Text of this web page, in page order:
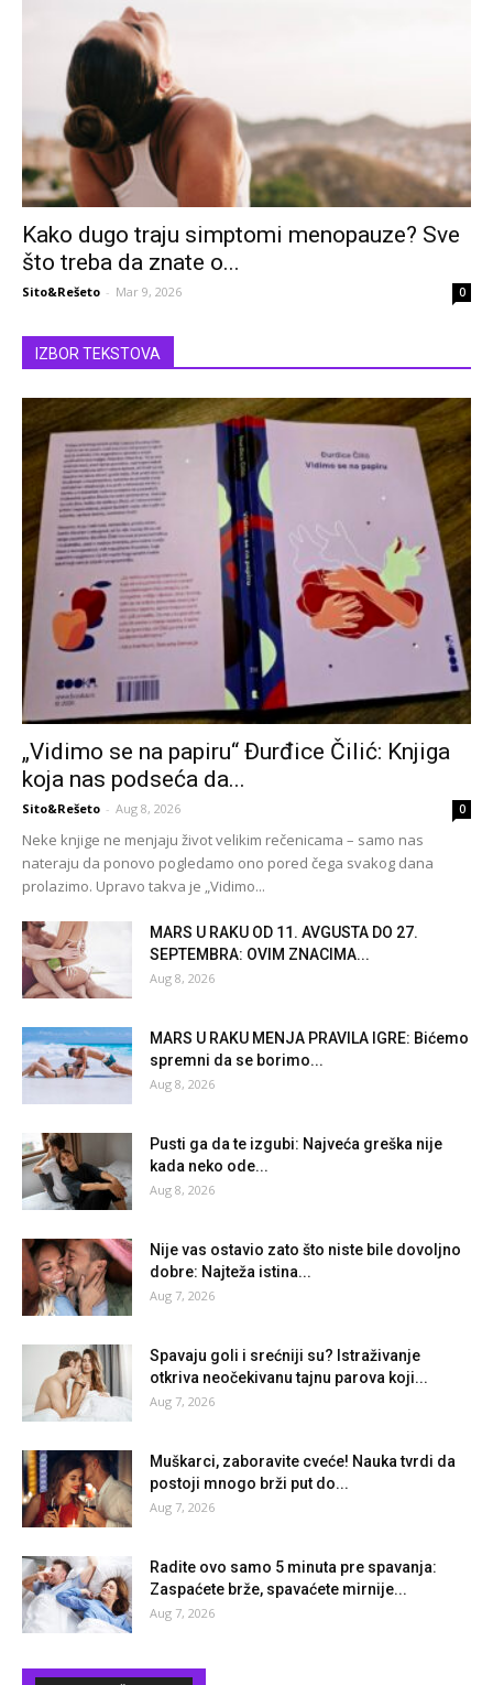
Kako dugo traju simptomi menopauze? Sve
što treba da znate o...
Sito&Rešeto - Mar 9, 2026 0
IZBOR TEKSTOVA
„Vidimo se na papiru“ Đurđice Čilić: Knjiga
koja nas podseća da...
Sito&Rešeto - Aug 8, 2026 0
Neke knjige ne menjaju život velikim rečenicama – samo nas
nateraju da ponovo pogledamo ono pored čega svakog dana
prolazimo. Upravo takva je „Vidimo...
MARS U RAKU OD 11. AVGUSTA DO 27.
SEPTEMBRA: OVIM ZNACIMA...
Aug 8, 2026
MARS U RAKU MENJA PRAVILA IGRE: Bićemo
spremni da se borimo...
Aug 8, 2026
Pusti ga da te izgubi: Najveća greška nije
kada neko ode...
Aug 8, 2026
Nije vas ostavio zato što niste bile dovoljno
dobre: Najteža istina...
Aug 7, 2026
Spavaju goli i srećniji su? Istraživanje
otkriva neočekivanu tajnu parova koji...
Aug 7, 2026
Muškarci, zaboravite cveće! Nauka tvrdi da
postoji mnogo brži put do...
Aug 7, 2026
Radite ovo samo 5 minuta pre spavanja:
Zaspaćete brže, spavaćete mirnije...
Aug 7, 2026